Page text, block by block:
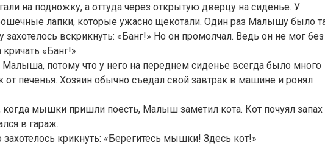
на подножку, а оттуда через открытую дверцу на сиденье. У
лапки, которые ужасно щекотали. Один раз Малышу было
захотелось вскрикнуть: «Банг!» Но он промолчал. Ведь он не мог без
«Банг!».
потому что у него на переднем сиденье всегда было много
печенья. Хозяин обычно съедал свой завтрак в машине и ронял
когда мышки пришли поесть, Малыш заметил кота. Кот почуял запах
в гараж.
крикнуть: «Берегитесь мышки! Здесь кот!»